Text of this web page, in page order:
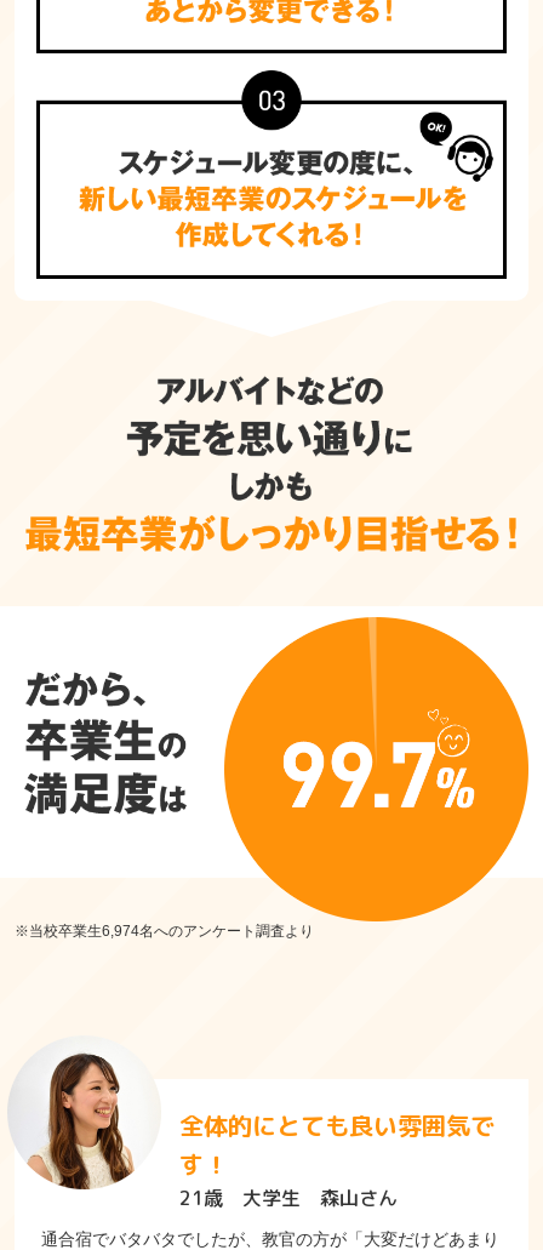
※当校卒業生6,974名へのアンケート調査より
全体的にとても良い雰囲気で
す！
21歳 大学生 森山さん
通合宿でバタバタでしたが、教官の方が「大変だけどあまり